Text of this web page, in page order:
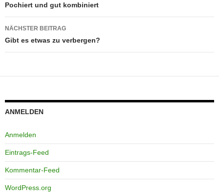
Pochiert und gut kombiniert
NÄCHSTER BEITRAG
Gibt es etwas zu verbergen?
ANMELDEN
Anmelden
Eintrags-Feed
Kommentar-Feed
WordPress.org